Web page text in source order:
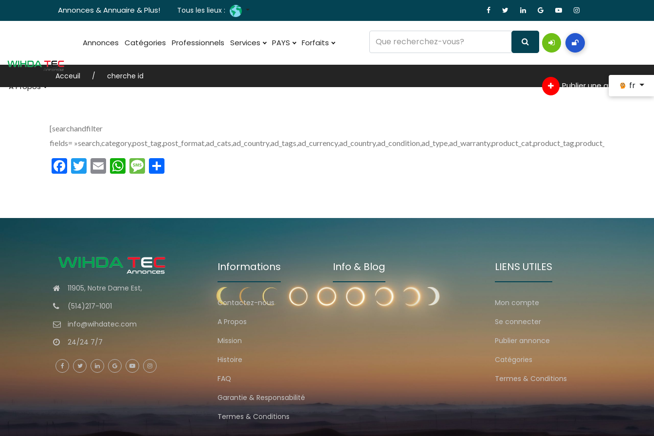
fr
Annonces & Annuaire & Plus! Tous les lieux :
Annonces Catégories Professionnels Services PAYS Forfaits
A Propos Publier une annonce
Acceuil cherche id
[searchandfilter
fields=
Facebook
Twitter
EmailWhatsApp
Message
11905, Notre Dame Est,
(514)217-1001
info@wihdatec.com
24/24 7/7
Informations
Contactez-nous
A Propos
Mission
Histoire
FAQ
Garantie & Responsabilité
Termes & Conditions
Info & Blog LIENS UTILES
Mon compte
Se connecter
Publier annonce
Catégories
Termes & Conditions